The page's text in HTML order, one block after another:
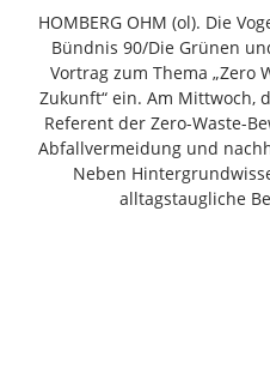
Feldatal
Freiensteinau
Gemünden
Grebenau
Grebenhain
Herbstein
Kirtorf
HOMBERG OHM (ol). Die
Bündnis 90/Die Grünen
Vortrag zum Thema „Zero
Zukunft“ ein. Am Mittwoch,
Referent der Zero-Waste-
Abfallvermeidung und
Neben
alltagstaugliche